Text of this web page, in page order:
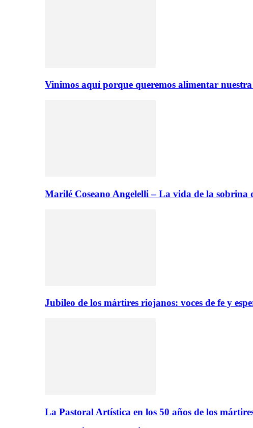
Vinimos aquí porque queremos alimentar
Marilé Coseano Angelelli – La vida de la
Jubileo de los mártires riojanos: voces de fe y
La Pastoral Artística en los 50 años de los